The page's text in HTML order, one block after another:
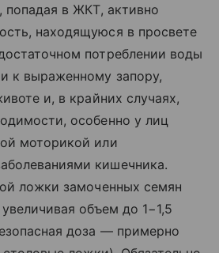
попадая в ЖКТ, активно
находящуюся в просвете
потреблении воды
к выраженному запору,
и, в крайних случаях,
особенно у лиц
моторикой или
кишечника.
ложки замоченных семян
объем до 1−1,5
доза — примерно